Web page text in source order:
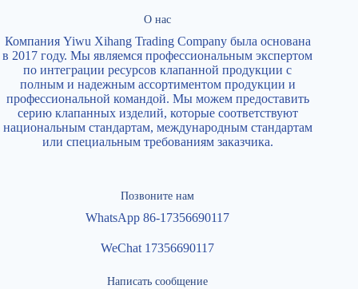
О нас
Компания Yiwu Xihang Trading Company была основана
в 2017 году. Мы являемся профессиональным экспертом
по интеграции ресурсов клапанной продукции с
полным и надежным ассортиментом продукции и
профессиональной командой. Мы можем предоставить
серию клапанных изделий, которые соответствуют
национальным стандартам, международным стандартам
или специальным требованиям заказчика.
Позвоните нам
WhatsApp 86-17356690117
WeChat 17356690117
Написать сообщение